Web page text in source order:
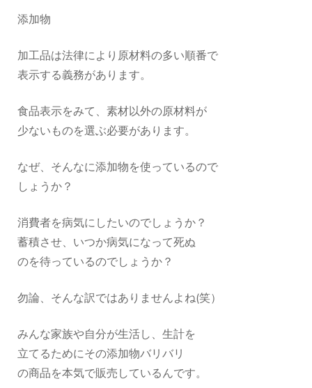
添加物
加工品は法律により原材料の多い順番で
表示する義務があります。
食品表示をみて、素材以外の原材料が
少ないものを選ぶ必要があります。
なぜ、そんなに添加物を使っているので
しょうか？
消費者を病気にしたいのでしょうか？
蓄積させ、いつか病気になって死ぬ
のを待っているのでしょうか？
勿論、そんな訳ではありませんよね(笑）
みんな家族や自分が生活し、生計を
立てるためにその添加物バリバリ
の商品を本気で販売しているんです。